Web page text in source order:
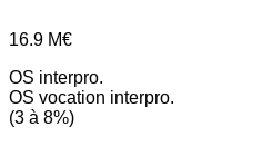
16.9 M€
OS interpro.
OS vocation interpro.
(3 à 8%)